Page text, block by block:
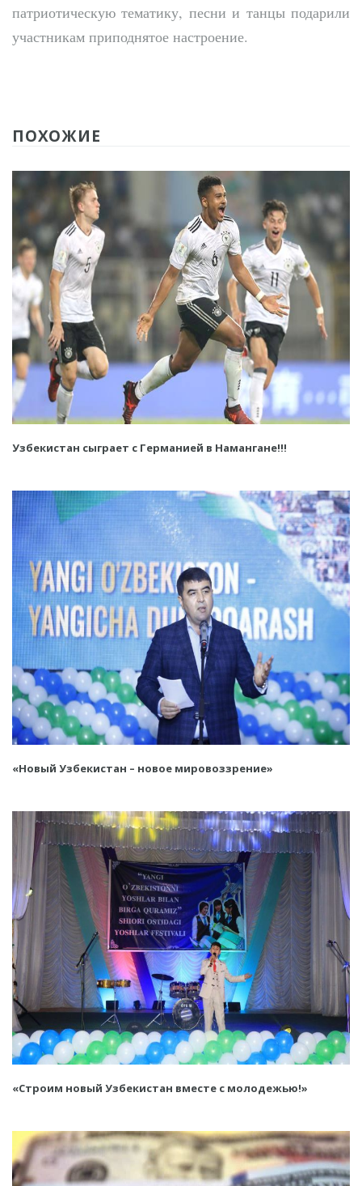
патриотическую тематику, песни и танцы подарили
участникам приподнятое настроение.
ПОХОЖИЕ
Узбекистан сыграет с Германией в Намангане!!!
«Новый Узбекистан – новое мировоззрение»
«Строим новый Узбекистан вместе с молодежью!»